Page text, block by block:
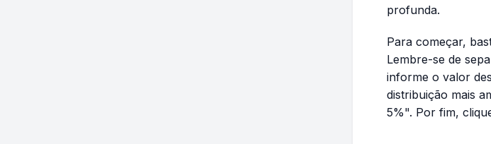
profunda.
Para começar,
Lembre-se de
informe o valor
distribuição mais
5%". Por fim,